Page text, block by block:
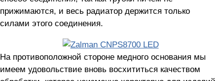
прижимаются, и весь радиатор держится только
силами этого соединения.
На противоположной стороне медного основания мы
имеем удовольствие вновь восхититься качеством